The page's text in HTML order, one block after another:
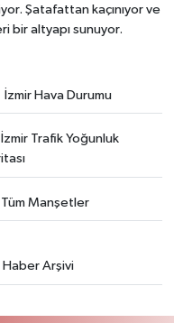
Şatafattan kaçınıyor ve
bir altyapı sunuyor.
İzmir Hava Durumu
İzmir Trafik Yoğunluk
Tüm Manşetler
Haber Arşivi